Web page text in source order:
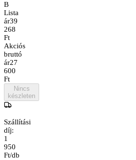
B
Lista
ár39
268
Ft
Akciós
bruttó
ár27
600
Ft
Nincs
készleten
Szállítási
díj:
1
950
Ft/db